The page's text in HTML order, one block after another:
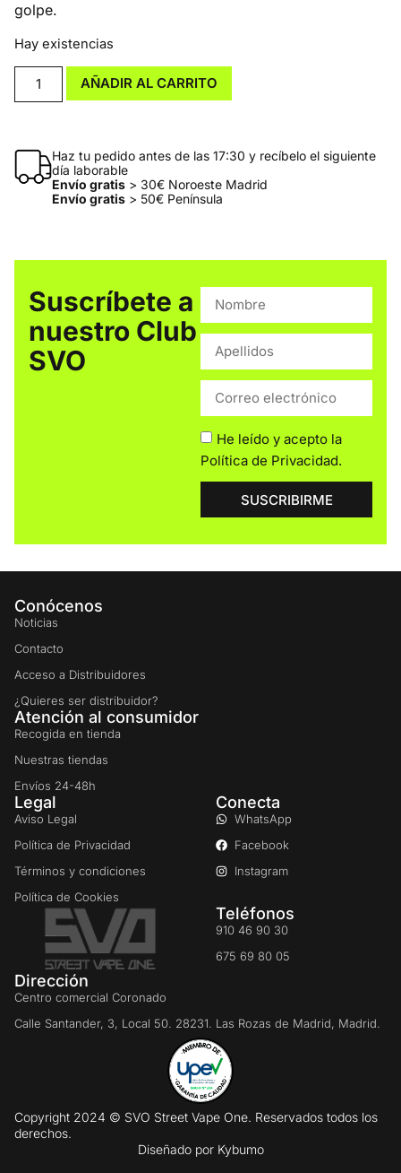
golpe.
Hay existencias
AÑADIR AL CARRITO
Haz tu pedido antes de las 17:30 y recíbelo el siguiente
día laborable
Envío gratis> 30€ Noroeste Madrid
Envío gratis> 50€ Península
Suscríbete a
nuestro Club
SVO
He leído y acepto la
Política de Privacidad.
SUSCRIBIRME
Conócenos
Noticias
Contacto
Acceso a Distribuidores
¿Quieres ser distribuidor?
Atención al consumidor
Recogida en tienda
Nuestras tiendas
Envíos 24-48h
Legal
Aviso Legal
Política de Privacidad
Términos y condiciones
Política de Cookies
Conecta
WhatsApp
Facebook
Instagram
Teléfonos
910 46 90 30
675 69 80 05
Dirección
Centro comercial Coronado
Calle Santander, 3, Local 50. 28231. Las Rozas de Madrid, Madrid.
Copyright 2024 © SVO Street Vape One. Reservados todos los
derechos.
Diseñado por Kybumo